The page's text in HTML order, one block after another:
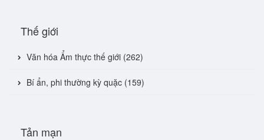
Thế giới
Văn hóa Ẩm thực thế giới (262)
Bí ẩn, phi thường kỳ quặc (159)
Tản mạn